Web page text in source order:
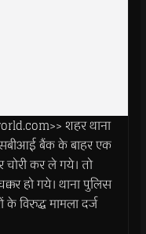
शहर थाना
बैंक के बाहर एक
चोरी कर ले गये। तो
हो गये। थाना पुलिस
विरुद्ध मामला दर्ज